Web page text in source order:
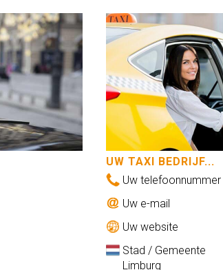
UW TAXI BEDRIJF...
Uw telefoonnummer
Uw e-mail
Uw website
Stad / Gemeente
Limburg